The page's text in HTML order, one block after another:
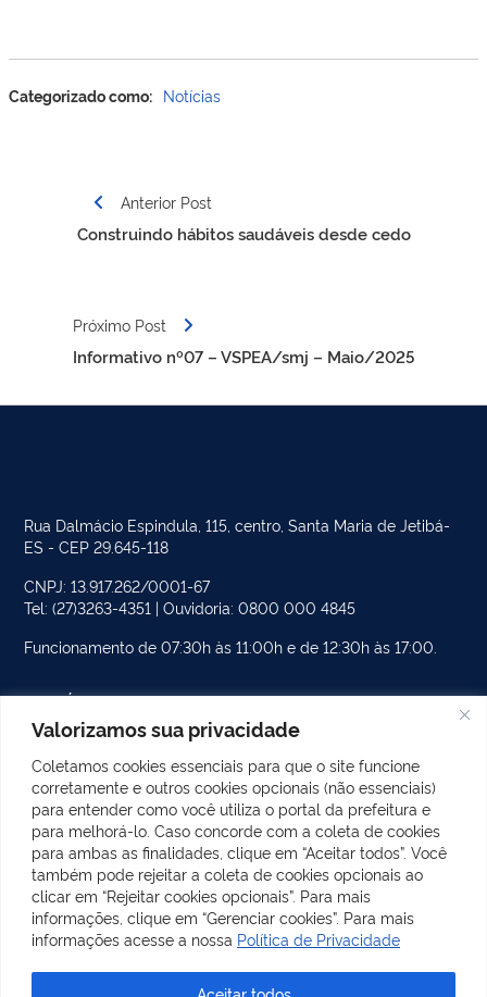
Valorizamos sua privacidade
Coletamos cookies essenciais para que o site funcione
corretamente e outros cookies opcionais (não essenciais)
para entender como você utiliza o portal da prefeitura e
para melhorá-lo. Caso concorde com a coleta de cookies
para ambas as finalidades, clique em “Aceitar todos”. Você
também pode rejeitar a coleta de cookies opcionais ao
clicar em “Rejeitar cookies opcionais”. Para mais
informações, clique em “Gerenciar cookies”. Para mais
informações acesse a nossa Política de Privacidade
Aceitar todos
Categorizado como: Notícias
NavegaçãoAnterior Post
Construindo hábitos saudáveis desde cedo
Próximo Post
Informativo nº07 – VSPEA/smj – Maio/2025
Rua Dalmácio Espindula, 115, centro, Santa Maria de Jetibá-
ES - CEP 29.645-118
CNPJ: 13.917.262/0001-67
Tel: (27)3263-4351 | Ouvidoria: 0800 000 4845
Funcionamento de 07:30h às 11:00h e de 12:30h às 17:00.
PÁGINAS DO SITE
POSTS RECENTES
REDES SOCIAIS
Facebook
Instagram